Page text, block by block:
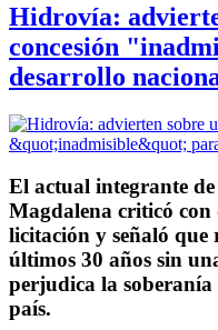
Hidrovía:
concesión
desarrollo
El actual integrante
Magdalena criticó con
licitación y señaló que
últimos 30 años sin
perjudica la
país.